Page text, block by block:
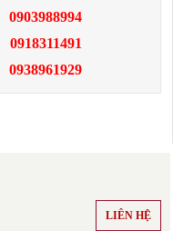
0903988994
0918311491
0938961929
LIÊN HỆ